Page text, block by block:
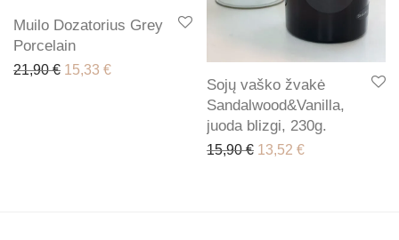
Muilo Dozatorius Grey
Porcelain
21,90€ Original price was: 21,90 €.
15,33 €Current price is: 15,33 €.
Sojų vaško žvakė
Sandalwood&Vanilla,
juoda blizgi, 230g.
15,90€ Original price was:
13,52 €Current price